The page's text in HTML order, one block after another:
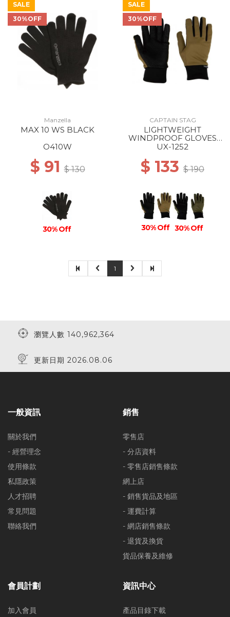
SALE
30%OFF
Manzella
MAX 10 WS BLACK
O410W
$ 91$ 130
30% Off
SALE
30%OFF
CAPTAIN STAG
LIGHTWEIGHT
WINDPROOF GLOVES
KHAKI
UX-1252
$ 133 $ 190
30% Off 30% Off
1
瀏覽人數 140,962,364
更新日期 2026.08.06
一般資訊
關於我們
- 經營理念
使用條款
私隱政策
人才招聘
常見問題
聯絡我們
銷售
零售店
- 分店資料
- 零售店銷售條款
網上店
- 銷售貨品及地區
- 運費計算
- 網店銷售條款
- 退貨及換貨
貨品保養及維修
會員計劃
加入會員
資訊中心
產品目錄下載